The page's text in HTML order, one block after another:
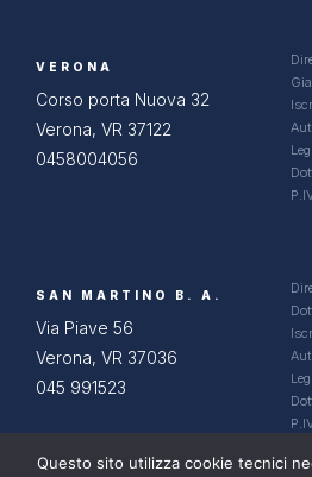
VERONA
Corso porta Nuova 32
Verona, VR 37122
0458004056
SAN MARTINO B. A.
Via Piave 56
Verona, VR 37036
045 991523
Questo sito utilizza cookie tecnici